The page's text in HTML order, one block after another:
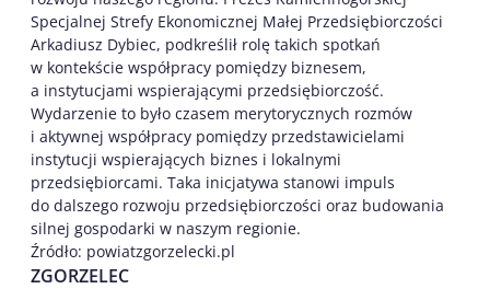
Specjalnej Strefy Ekonomicznej Małej Przedsiębiorczości
Arkadiusz Dybiec, podkreślił rolę takich spotkań
w kontekście współpracy pomiędzy biznesem,
a instytucjami wspierającymi przedsiębiorczość.
Wydarzenie to było czasem merytorycznych rozmów
i aktywnej współpracy pomiędzy przedstawicielami
instytucji wspierających biznes i lokalnymi
przedsiębiorcami. Taka inicjatywa stanowi impuls
do dalszego rozwoju przedsiębiorczości oraz budowania
silnej gospodarki w naszym regionie.
Źródło: powiatzgorzelecki.pl
ZGORZELEC